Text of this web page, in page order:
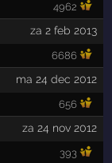
4962
za 2 feb 2013
6686
ma 24 dec 2012
656
za 24 nov 2012
393